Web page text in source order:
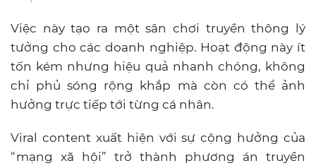
Việc này tạo ra một sân chơi truyền thông lý
tưởng cho các doanh nghiệp. Hoạt động này ít
tốn kém nhưng hiệu quả nhanh chóng, không
chỉ phủ sóng rộng khắp mà còn có thể ảnh
hưởng trực tiếp tới từng cá nhân.
Viral content xuất hiện với sự cộng hưởng của
“mạng xã hội” trở thành phương án truyền